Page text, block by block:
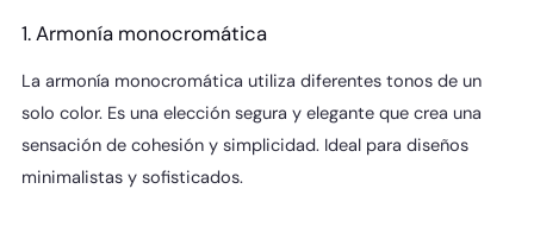
1. Armonía monocromática
La armonía monocromática utiliza diferentes tonos de un
solo color. Es una elección segura y elegante que crea una
sensación de cohesión y simplicidad. Ideal para diseños
minimalistas y sofisticados.